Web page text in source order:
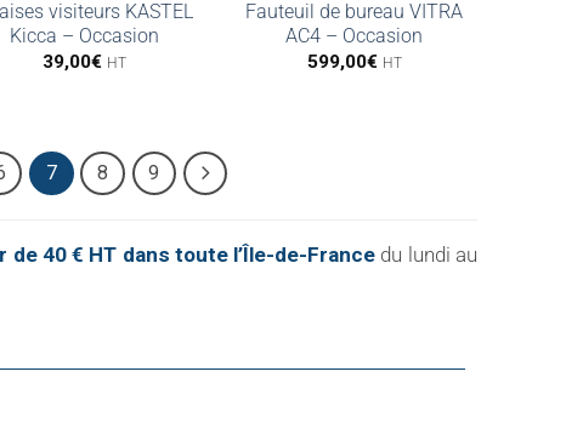
visiteurs KASTEL
Kicca – Occasion
39,00€ HT
Fauteuil de bureau VITRA
AC4 – Occasion
599,00€ HT
7 8 9
40 € HT dans toute l’Île-de-France du lundi au